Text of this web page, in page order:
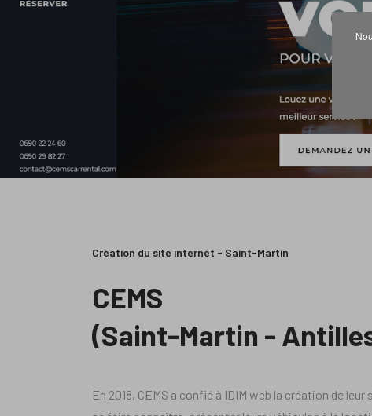
Création du site internet - Saint-Martin
CEMS
(Saint-Martin -
En 2018, CEMS a confié à IDIM web la création de